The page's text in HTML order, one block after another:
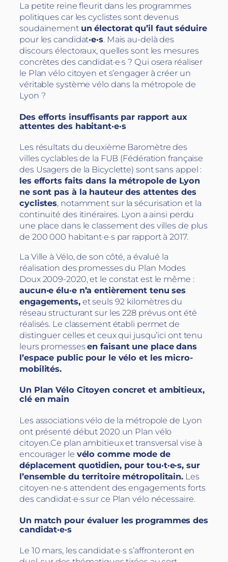
La petite reine fleurit dans les programmes
politiques car les cyclistes sont devenus
soudainement un électorat qu’il faut séduire
pour les candidat·e·s. Mais au-delà des
discours électoraux, quelles sont les mesures
concrètes des candidat·e·s ? Qui osera réaliser
le Plan vélo citoyen et s’engager à créer un
véritable système vélo dans la métropole de
Lyon ?
Des efforts insuffisants par rapport aux
attentes des habitant·e·s
Les résultats du deuxième Baromètre des
villes cyclables de la FUB (Fédération française
des Usagers de la Bicyclette) sont sans appel :
les efforts faits dans la métropole de Lyon
ne sont pas à la hauteur des attentes des
cyclistes, notamment sur la sécurisation et la
continuité des itinéraires. Lyon a ainsi perdu
une place dans le classement des villes de plus
de 200 000 habitant·e·s par rapport à 2017.
La Ville à Vélo, de son côté, a évalué la
réalisation des promesses du Plan Modes
Doux 2009-2020, et le constat est le même :
aucun·e élu·e n’a entièrement tenu ses
engagements,et seuls 92 kilomètres du
réseau structurant sur les 228 prévus ont été
réalisés. Le classement établi permet de
distinguer celles et ceux qui jusqu’ici ont tenu
leurs promessesen faisant une place dans
l’espace public pour le vélo et les micro-
mobilités.
Un Plan Vélo Citoyen concret et ambitieux,
clé en main
Les associations vélo de la métropole de Lyon
ont présenté début 2020 un Plan vélo
citoyen.Ce plan ambitieux et transversal vise à
encourager le vélo comme mode de
déplacement quotidien, pour tou·t·e·s, sur
l’ensemble du territoire métropolitain. Les
citoyen·ne·s attendent des engagements forts
des candidat·e·s sur ce Plan vélo nécessaire.
Un match pour évaluer les programmes des
candidat·e·s
Le 10 mars, les candidat·e·s s’affronteront en